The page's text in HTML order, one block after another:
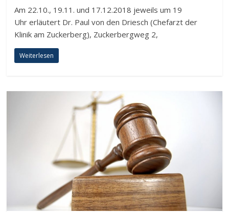
Am 22.10., 19.11. und 17.12.2018 jeweils um 19
Uhr erläutert Dr. Paul von den Driesch (Chefarzt der
Klinik am Zuckerberg), Zuckerbergweg 2,
Weiterlesen